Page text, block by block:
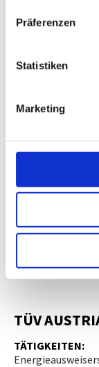
Präferenzen
Statistiken
Marketing
EZG, VOC-
TÜV AUSTRIA
2345 Brunn am
Mannswörther
2320 Mannswörth
TÜV AUSTRIA
Technischer
TÜV
TÄTIGKEITEN: